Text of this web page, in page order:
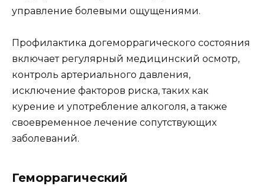
управление болевыми ощущениями.
Профилактика догеморрагического состояния
включает регулярный медицинский осмотр,
контроль артериального давления,
исключение факторов риска, таких как
курение и употребление алкоголя, а также
своевременное лечение сопутствующих
заболеваний.
Геморрагический